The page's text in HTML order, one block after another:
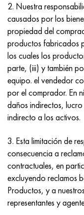
2. Nuestra
causados por los
propiedad del
productos fabricados
los cuales los
parte, (iii) y también
equipo. el vendedor
por el comprador. En
daños indirectos,
indirecto a los activos.
3. Esta limitación de
consecuencia a
contractuales, en
excluyendo reclamos
Productos, y a
representantes y